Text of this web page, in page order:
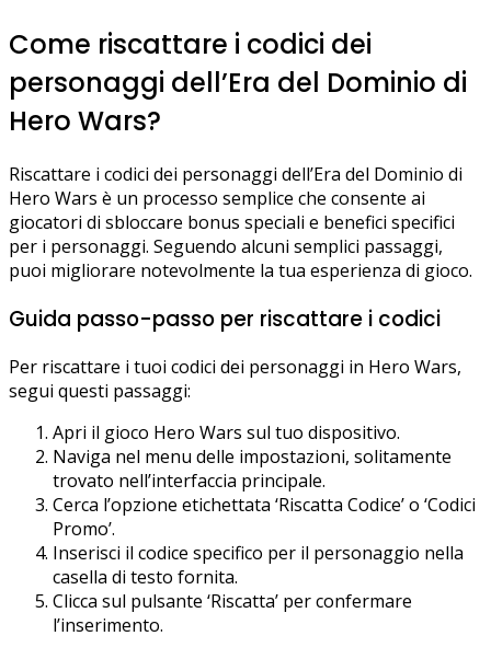
Come riscattare i codici dei
personaggi dell’Era del Dominio di
Hero Wars?
Riscattare i codici dei personaggi dell’Era del Dominio di
Hero Wars è un processo semplice che consente ai
giocatori di sbloccare bonus speciali e benefici specifici
per i personaggi. Seguendo alcuni semplici passaggi,
puoi migliorare notevolmente la tua esperienza di gioco.
Guida passo-passo per riscattare i codici
Per riscattare i tuoi codici dei personaggi in Hero Wars,
segui questi passaggi:
Apri il gioco Hero Wars sul tuo dispositivo.
Naviga nel menu delle impostazioni, solitamente
trovato nell’interfaccia principale.
Cerca l’opzione etichettata ‘Riscatta Codice’ o ‘Codici
Promo’.
Inserisci il codice specifico per il personaggio nella
casella di testo fornita.
Clicca sul pulsante ‘Riscatta’ per confermare
l’inserimento.